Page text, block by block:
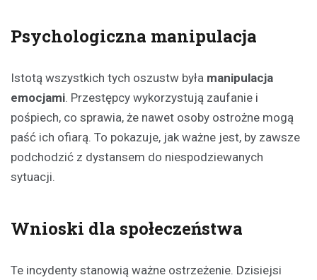
Psychologiczna manipulacja
Istotą wszystkich tych oszustw była manipulacja
emocjami. Przestępcy wykorzystują zaufanie i
pośpiech, co sprawia, że nawet osoby ostrożne mogą
paść ich ofiarą. To pokazuje, jak ważne jest, by zawsze
podchodzić z dystansem do niespodziewanych
sytuacji.
Wnioski dla społeczeństwa
Te incydenty stanowią ważne ostrzeżenie. Dzisiejsi